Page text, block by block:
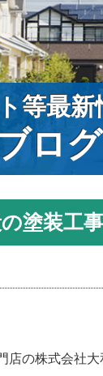
等最
ログ
塗装工
の株式会社大